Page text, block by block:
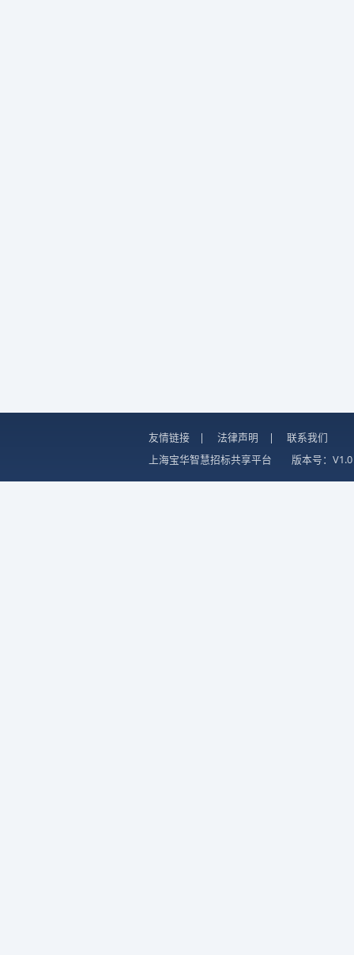
友情链接 | 法律声明 |
联系我们
上海宝华智慧招标共享平台
版本号：V1.0